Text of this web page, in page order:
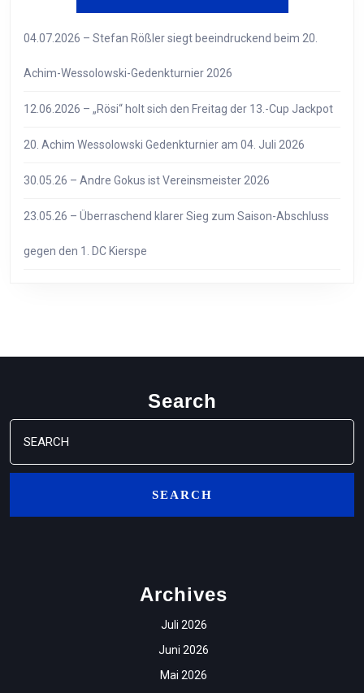
04.07.2026 – Stefan Rößler siegt beeindruckend beim 20.
Achim-Wessolowski-Gedenkturnier 2026
12.06.2026 – „Rösi“ holt sich den Freitag der 13.-Cup Jackpot
20. Achim Wessolowski Gedenkturnier am 04. Juli 2026
30.05.26 – Andre Gokus ist Vereinsmeister 2026
23.05.26 – Überraschend klarer Sieg zum Saison-Abschluss
gegen den 1. DC Kierspe
Search
Search
for:
Archives
Juli 2026
Juni 2026
Mai 2026